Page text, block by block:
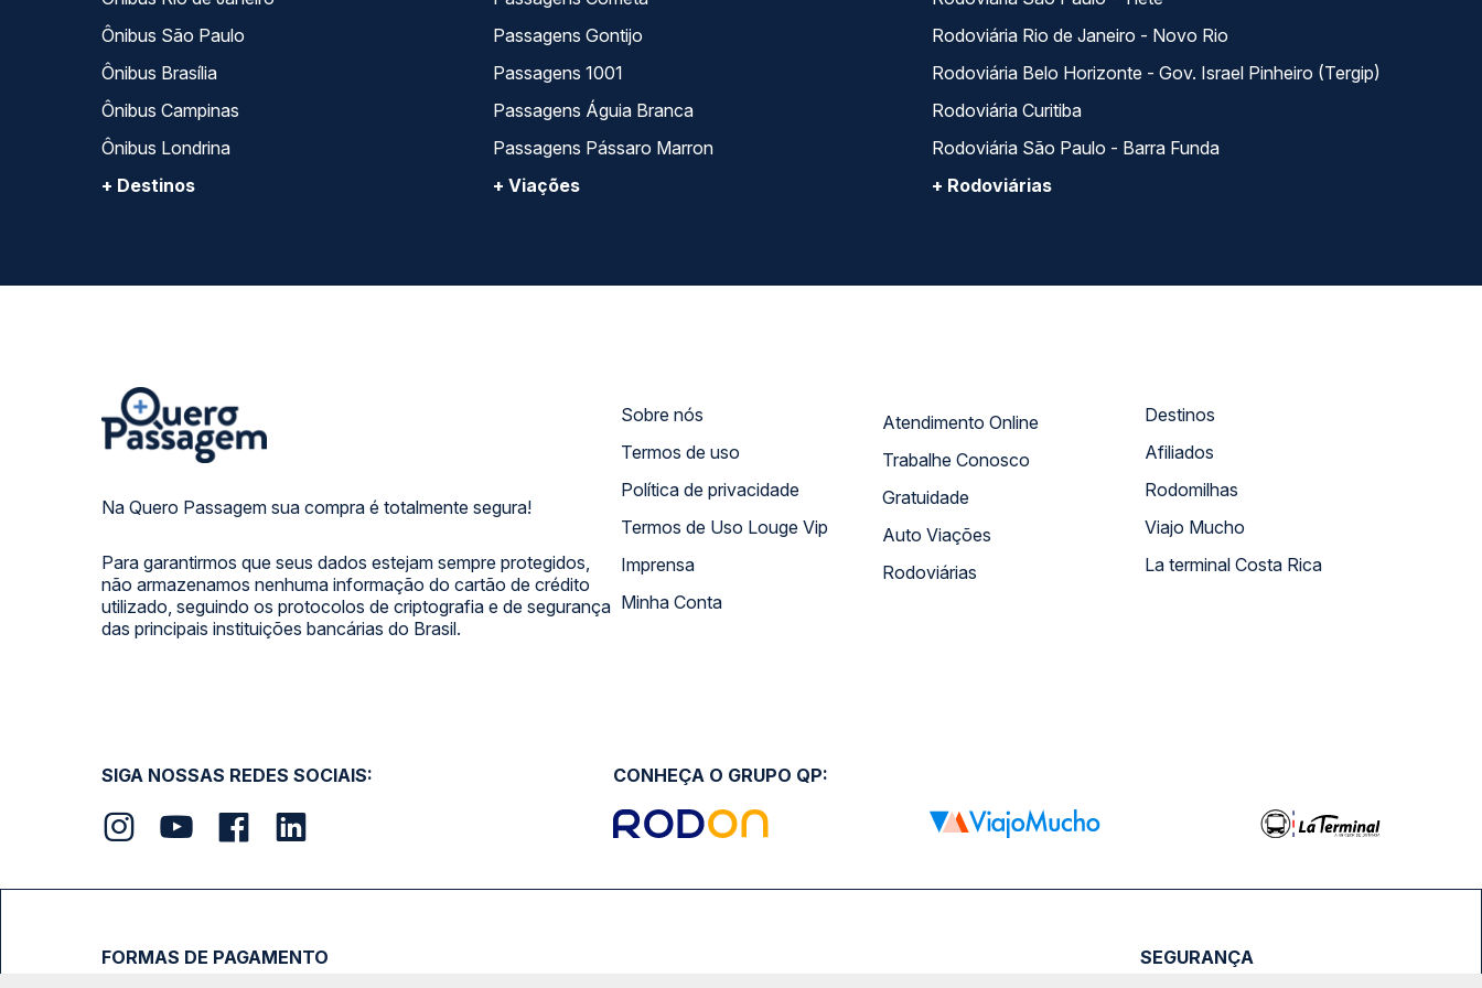
Ônibus São Paulo
Ônibus Brasília
Ônibus Campinas
Ônibus Londrina
+ Destinos
Passagens Gontijo
Passagens 1001
Passagens Águia Branca
Passagens Pássaro Marron
+ Viações
Rodoviária Rio de Janeiro - Novo Rio
Rodoviária Belo Horizonte - Gov. Israel Pinheiro (Tergip)
Rodoviária Curitiba
Rodoviária São Paulo - Barra Funda
+ Rodoviárias
Na Quero Passagem sua compra é totalmente segura!
Para garantirmos que seus dados estejam sempre protegidos,
não armazenamos nenhuma informação do cartão de crédito
utilizado, seguindo os protocolos de criptografia e de segurança
das principais instituições bancárias do Brasil.
Sobre nós
Termos de uso
Política de privacidade
Termos de Uso Louge Vip
Imprensa
Minha Conta
Atendimento Online
Trabalhe Conosco
Gratuidade
Auto Viações
Rodoviárias
Destinos
Afiliados
Rodomilhas
Viajo Mucho
La terminal Costa Rica
SIGA NOSSAS REDES SOCIAIS: CONHEÇA O GRUPO QP:
FORMAS DE PAGAMENTO SEGURANÇA